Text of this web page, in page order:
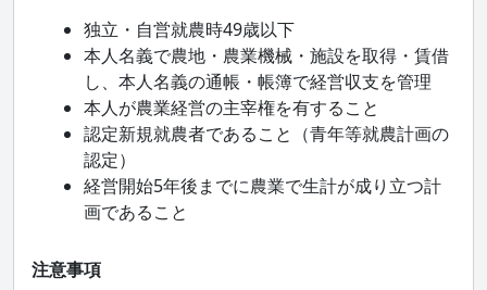
独立・自営就農時49歳以下
本人名義で農地・農業機械・施設を取得・賃借
し、本人名義の通帳・帳簿で経営収支を管理
本人が農業経営の主宰権を有すること
認定新規就農者であること（青年等就農計画の
認定）
経営開始5年後までに農業で生計が成り立つ計
画であること
注意事項